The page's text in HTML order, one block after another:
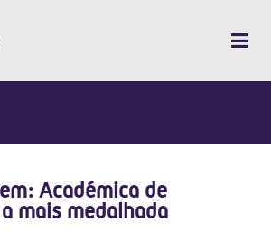
Académica de
mais medalhada